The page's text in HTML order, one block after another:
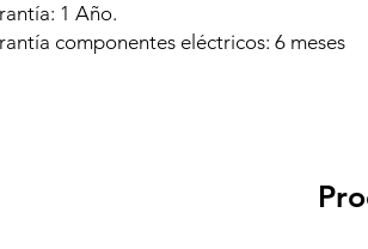
1 Año.
componentes eléctricos: 6 meses